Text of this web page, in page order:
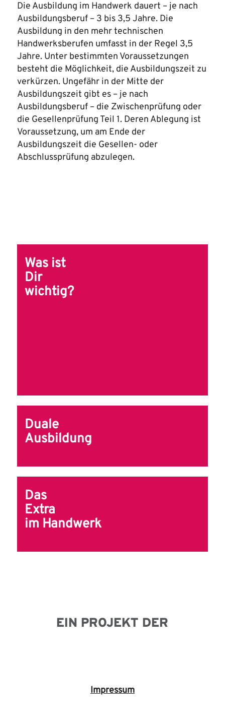
Die Ausbildung im Handwerk dauert – je nach
Ausbildungsberuf – 3 bis 3,5 Jahre. Die
Ausbildung in den mehr technischen
Handwerksberufen umfasst in der Regel 3,5
Jahre. Unter bestimmten Voraussetzungen
besteht die Möglichkeit, die Ausbildungszeit zu
verkürzen. Ungefähr in der Mitte der
Ausbildungszeit gibt es – je nach
Ausbildungsberuf – die Zwischenprüfung oder
die Gesellenprüfung Teil 1. Deren Ablegung ist
Voraussetzung, um am Ende der
Ausbildungszeit die Gesellen- oder
Abschlussprüfung abzulegen.
Was ist
Dir
wichtig?
Duale
Ausbildung
Das
Extra
im Handwerk
EIN PROJEKT DER
Impressum